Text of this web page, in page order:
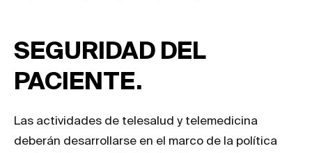
SEGURIDAD DEL
PACIENTE.
Las actividades de telesalud y telemedicina
deberán desarrollarse en el marco de la política